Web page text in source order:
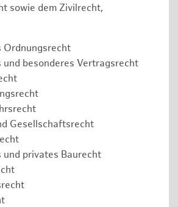
sowie dem Zivilrecht,
Ordnungsrecht
und besonderes Vertragsrecht
Gesellschaftsrecht
privates Baurecht